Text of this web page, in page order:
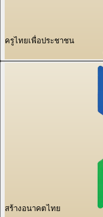
ครูไทยเพื่อประชาชน
สร้างอนาคตไทย